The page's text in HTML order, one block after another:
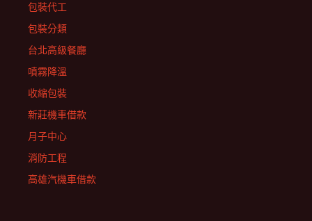
包裝代工
包裝分類
台北高級餐廳
噴霧降溫
收縮包裝
新莊機車借款
月子中心
消防工程
高雄汽機車借款